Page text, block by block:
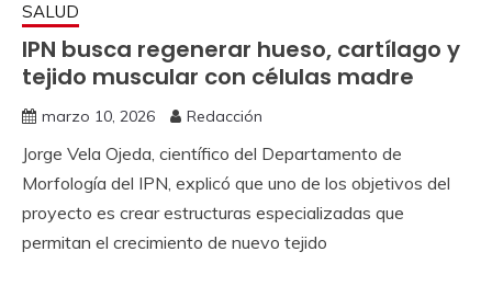
SALUD
IPN busca regenerar hueso, cartílago y
tejido muscular con células madre
marzo 10, 2026 Redacción
Jorge Vela Ojeda, científico del Departamento de
Morfología del IPN, explicó que uno de los objetivos del
proyecto es crear estructuras especializadas que
permitan el crecimiento de nuevo tejido